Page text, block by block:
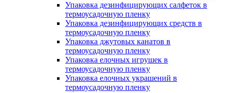
Упаковка дезинфицирующих салфеток в
термоусадочную пленку
Упаковка дезинфицирующих средств в
термоусадочную пленку
Упаковка джутовых канатов в
термоусадочную пленку
Упаковка елочных игрушек в
термоусадочную пленку
Упаковка елочных украшений в
термоусадочную пленку